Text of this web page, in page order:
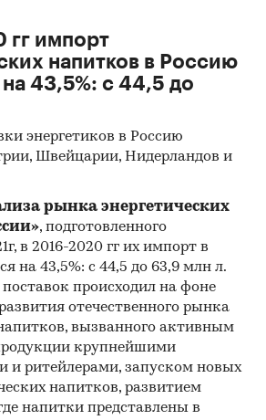
гг импорт
напитков в Россию
43,5%: с 44,5 до
энергетиков в Россию
Швейцарии, Нидерландов и
рынка энергетических
, подготовленного
в 2016-2020 гг их импорт в
на 43,5%: с 44,5 до 63,9 млн л.
происходил на фоне
отечественного рынка
вызванного активным
крупнейшими
и ритейлерами, запуском новых
напитков, развитием
напитки представлены в